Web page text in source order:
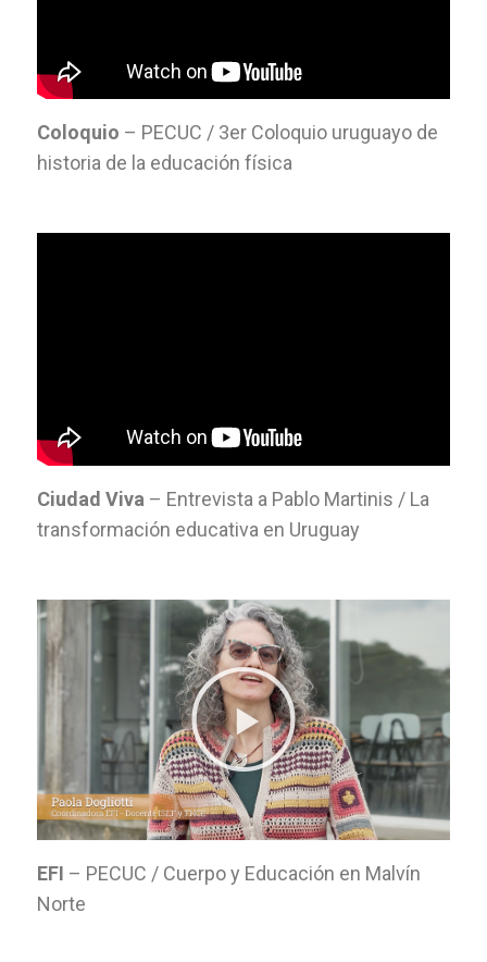
Coloquio – PECUC / 3er Coloquio uruguayo de
historia de la educación física
Ciudad Viva – Entrevista a Pablo Martinis / La
transformación educativa en Uruguay
EFI – PECUC / Cuerpo y Educación en Malvín
Norte